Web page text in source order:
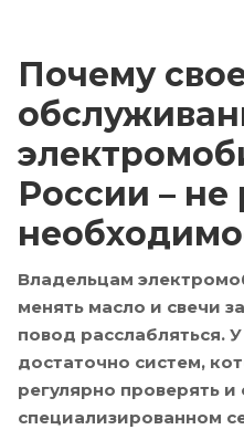
Почему
России –
Владельцам
менять масло и свечи
повод расслабляться.
достаточно систем,
регулярно проверять и
специализированном